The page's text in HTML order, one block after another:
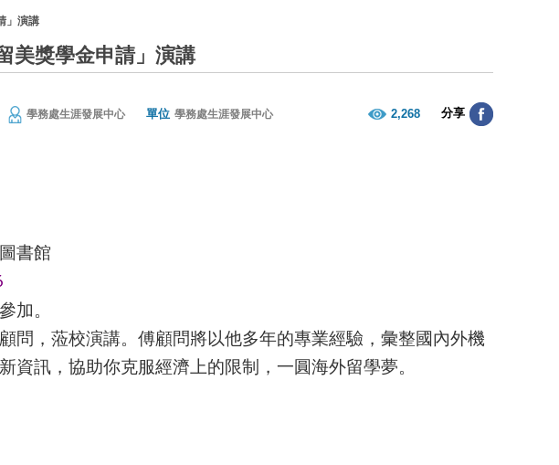
」演講
美獎學金申請」演講
學務處生涯發展中心 單位 學務處生涯發展中心 2,268 分享
書館
加。
問，蒞校演講。傅顧問將以他多年的專業經驗，彙整國內外機
訊，協助你克服經濟上的限制，一圓海外留學夢。